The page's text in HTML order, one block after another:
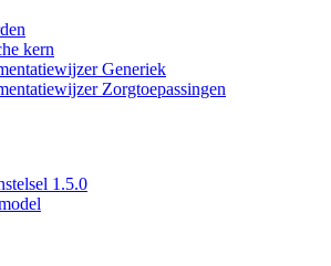
kern
Generiek
Zorgtoepassingen
1.5.0